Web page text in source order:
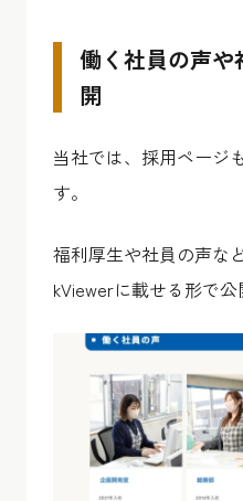
働く社員の声
開
当社では、採用ページ
す。
福利厚生や社員の声な
kViewerに載せる形で公